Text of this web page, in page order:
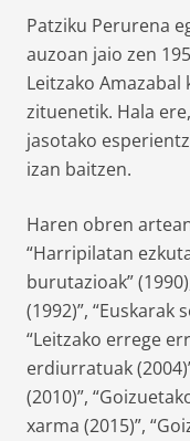
Patziku Perurena
auzoan jaio zen
Leitzako
zituenetik. Hala
jasotako
izan baitzen.
Haren obren
“Harripilatan
burutazioak”
(1992)”,
“Leitzako errege
erdiurratuak
(2010)”,
xarma (2015)”,